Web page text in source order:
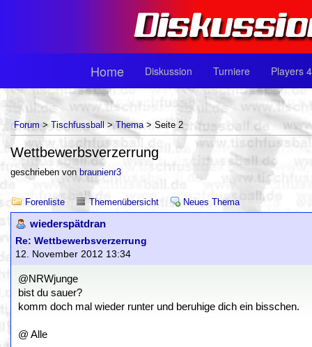
Home Diskussion Turniere Players
Forum > Tischfussball > Thema> Seite 2
Wettbewerbsverzerrung
geschrieben von braunienr3
Forenliste Themenübersicht Neues Thema
wiederspätdran
Re: Wettbewerbsverzerrung
12. November 2012 13:34
@NRWjunge
bist du sauer?
komm doch mal wieder runter und beruhige dich ein bisschen.
@ Alle